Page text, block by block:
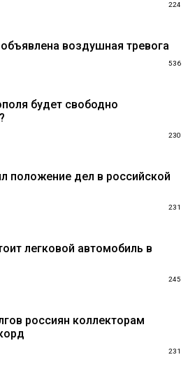
224
воздушная тревога
536
будет свободно
230
положение дел в российской
231
легковой автомобиль в
245
россиян коллекторам
231